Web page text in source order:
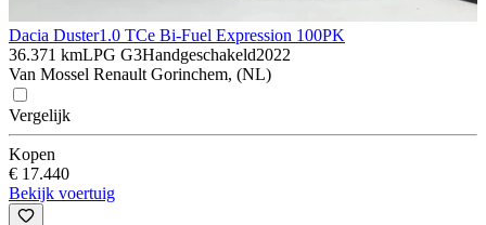
Dacia Duster1.0 TCe Bi-Fuel Expression 100PK
36.371 kmLPG G3Handgeschakeld2022
Van Mossel Renault Gorinchem, (NL)
Vergelijk
Kopen
€ 17.440
Bekijk voertuig